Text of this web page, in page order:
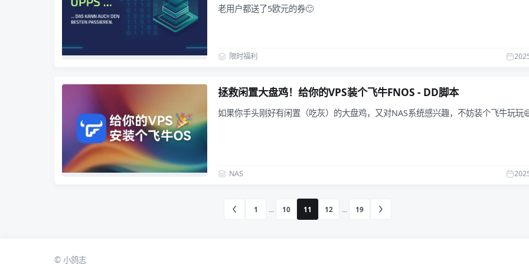
老用户都送了5欧元的券🙂
限时福利
拯救闲置大盘鸡！给你的VPS装个飞牛FNOS - DD脚本
如果你手头刚好有闲置（吃灰）的大盘鸡，又对NAS系统感兴趣，不妨装个飞牛玩玩
NAS
1 ... 10 11 12 ... 19
© 小鸽志